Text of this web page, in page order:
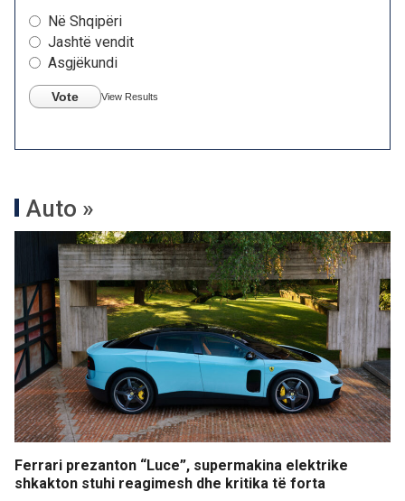
Në Shqipëri
Jashtë vendit
Asgjëkundi
Vote View Results
Auto »
Ferrari prezanton “Luce”, supermakina elektrike
shkakton stuhi reagimesh dhe kritika të forta